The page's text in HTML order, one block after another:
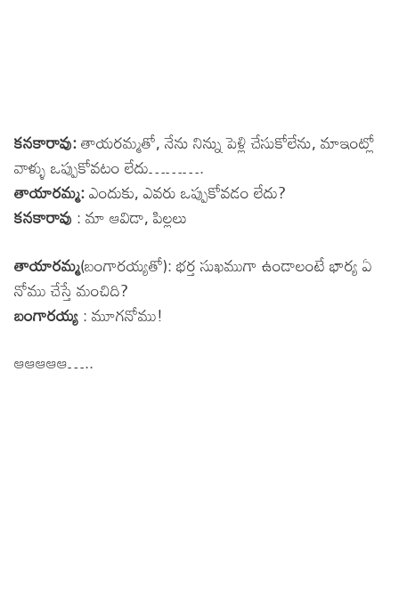
కనకారావు:తాయరమ్మతో, నేను నిన్ను పెళ్లి చేసుకోలేను, మాఇంట్లో
వాళ్ళు ఒప్పుకోవటం లేదు……….
తాయారమ్మ:ఎందుకు, ఎవరు ఒప్పుకోవడం లేదు?
కనకారావు: మా ఆవిడా, పిల్లలు
తాయారమ్మ(బంగారయ్యతో): భర్త సుఖముగా ఉండాలంటే భార్య ఏ
నోము చేస్తే మంచిది?
బంగారయ్య: మూగనోము!
ఆఆఆఆఆ…..